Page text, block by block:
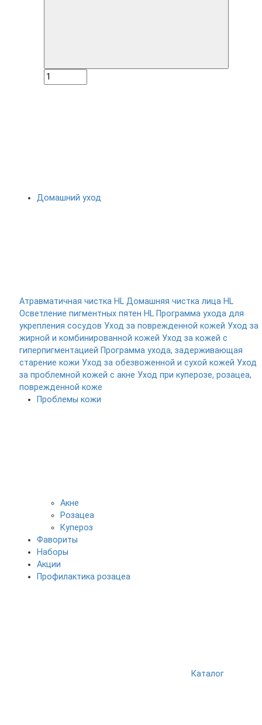
Домашний уход
Атравматичная чистка HL Домашняя чистка лица HL
Осветление пигментных пятен HL Программа ухода для
укрепления сосудов Уход за поврежденной кожей Уход за
жирной и комбинированной кожей Уход за кожей с
гиперпигментацией Программа ухода, задерживающая
старение кожи Уход за обезвоженной и сухой кожей Уход
за проблемной кожей с акне Уход при куперозе, розацеа,
поврежденной коже
Проблемы кожи
Акне
Розацеа
Купероз
Фавориты
Наборы
Акции
Профилактика розацеа
Каталог